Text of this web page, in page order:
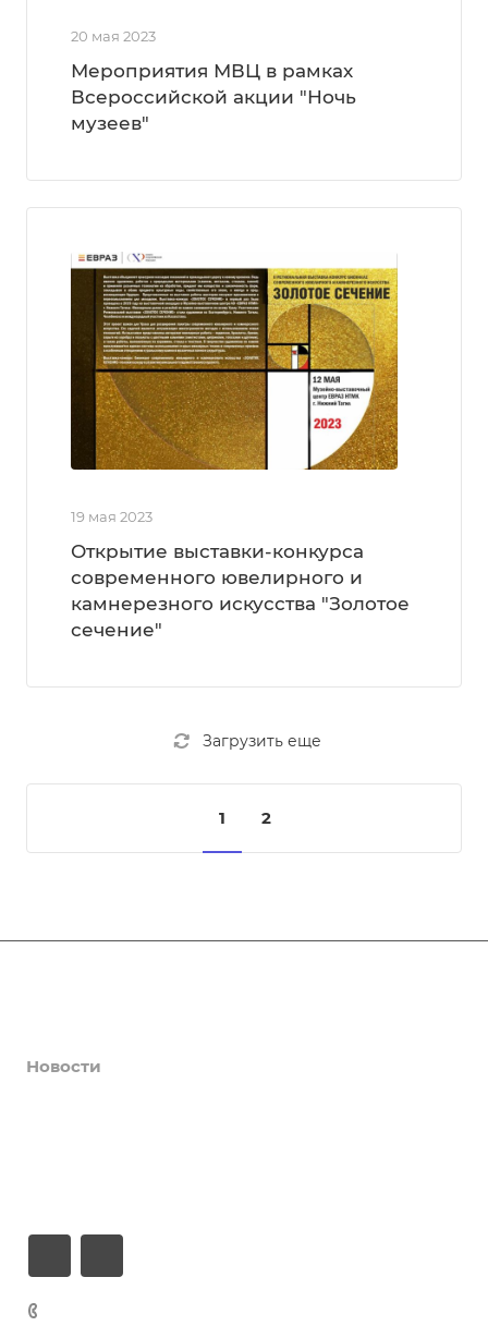
20 мая 2023
Мероприятия МВЦ в рамках
Всероссийской акции "Ночь
музеев"
19 мая 2023
Открытие выставки-конкурса
современного ювелирного и
камнерезного искусства "Золотое
сечение"
Загрузить еще
1 2
Новости